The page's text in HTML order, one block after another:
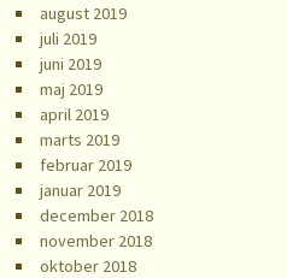
august 2019
juli 2019
juni 2019
maj 2019
april 2019
marts 2019
februar 2019
januar 2019
december 2018
november 2018
oktober 2018